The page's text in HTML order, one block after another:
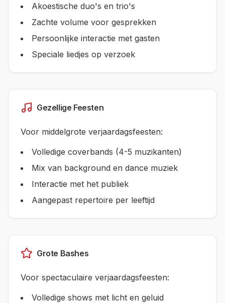
Akoestische duo's en trio's
Zachte volume voor gesprekken
Persoonlijke interactie met gasten
Speciale liedjes op verzoek
Gezellige Feesten
Voor middelgrote verjaardagsfeesten:
Volledige coverbands (4-5 muzikanten)
Mix van background en dance muziek
Interactie met het publiek
Aangepast repertoire per leeftijd
Grote Bashes
Voor spectaculaire verjaardagsfeesten:
Volledige shows met licht en geluid